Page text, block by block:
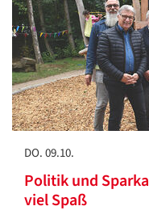
DO. 09.10.
Politik und
viel Spaß